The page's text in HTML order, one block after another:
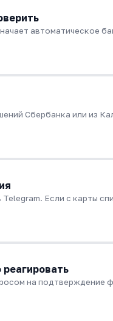
автоматическое
Сбербанка или из
Если с карты
на подтверждение